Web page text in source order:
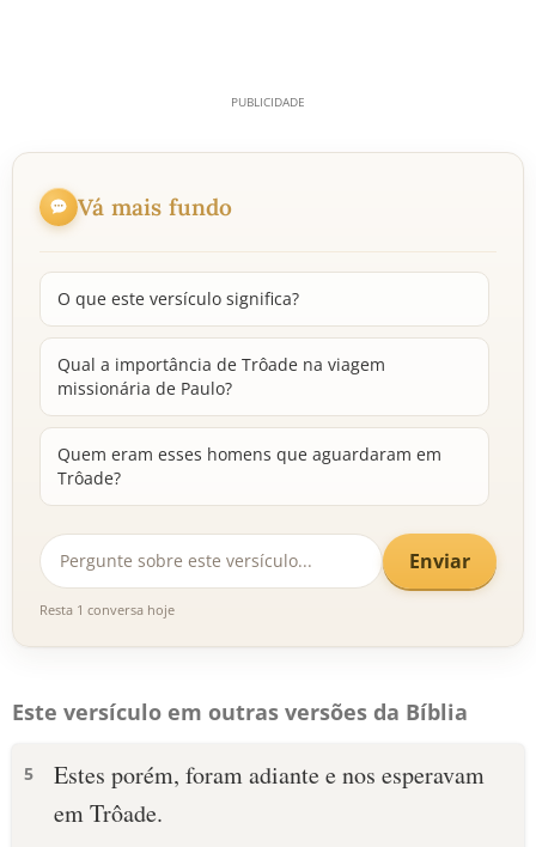
Vá mais fundo
O que este versículo significa?
Qual a importância de Trôade na viagem
missionária de Paulo?
Quem eram esses homens que aguardaram em
Trôade?
Enviar
Resta 1 conversa hoje
Este versículo em outras versões da Bíblia
5
Estes porém, foram adiante e nos esperavam
em Trôade.